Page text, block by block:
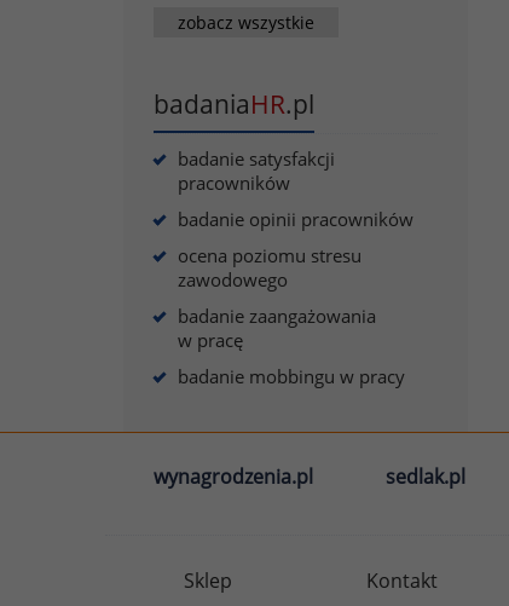
zobacz wszystkie
badaniaHR.pl
badanie satysfakcji
pracowników
badanie opinii pracowników
ocena poziomu stresu
zawodowego
badanie zaangażowania
w pracę
badanie mobbingu w pracy
wynagrodzenia.pl sedlak.pl
Sklep Kontakt